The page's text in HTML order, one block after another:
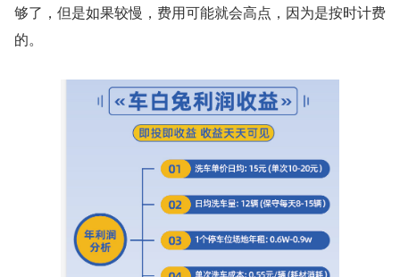
够了，但是如果较慢，费用可能就会高点，因为是按时计费
的。